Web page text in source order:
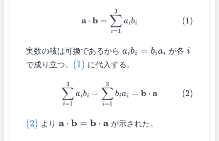
∑i=13
実数の積は可換であるから aibi= bi ai が各 i
で成り立つ。 (1) に代入する。
(2) bi=∑
(2) よりa⋅ b =b⋅a が示された。